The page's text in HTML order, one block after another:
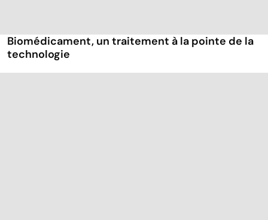
Biomédicament, un traitement à la pointe de la
technologie